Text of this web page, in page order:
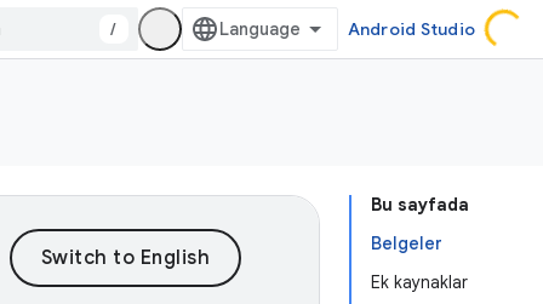
/ Android Studio
Bu sayfada
Belgeler
Ek kaynaklar